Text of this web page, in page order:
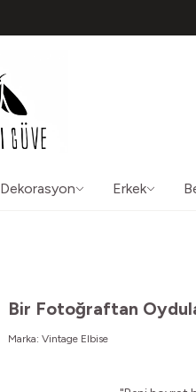
Dekorasyon Erkek
Bir Fotoğraftan
Marka: Vintage Elbise